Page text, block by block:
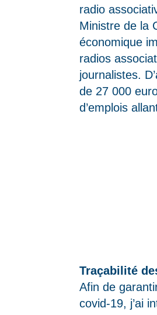
radio
Ministre de la
économique
radios
journalistes.
de 27 000
d’emplois
Traçabilité
Afin de
covid-19, j’ai